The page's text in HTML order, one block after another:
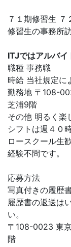
７１期修習生 ７
修習生の事務所
ITJではアルバイ
職種 事務職
時給 当社規定に
勤務地 〒108-
芝浦9階
その他 明るく楽
シフトは週４０
ロースクール生
経験不問です。
応募方法
写真付きの履歴
履歴書の返送は
い。
〒108-0023 東
階